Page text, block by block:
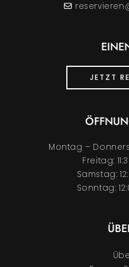
JETZT
Montag –
Freitag:
Samstag:
Sonntag: